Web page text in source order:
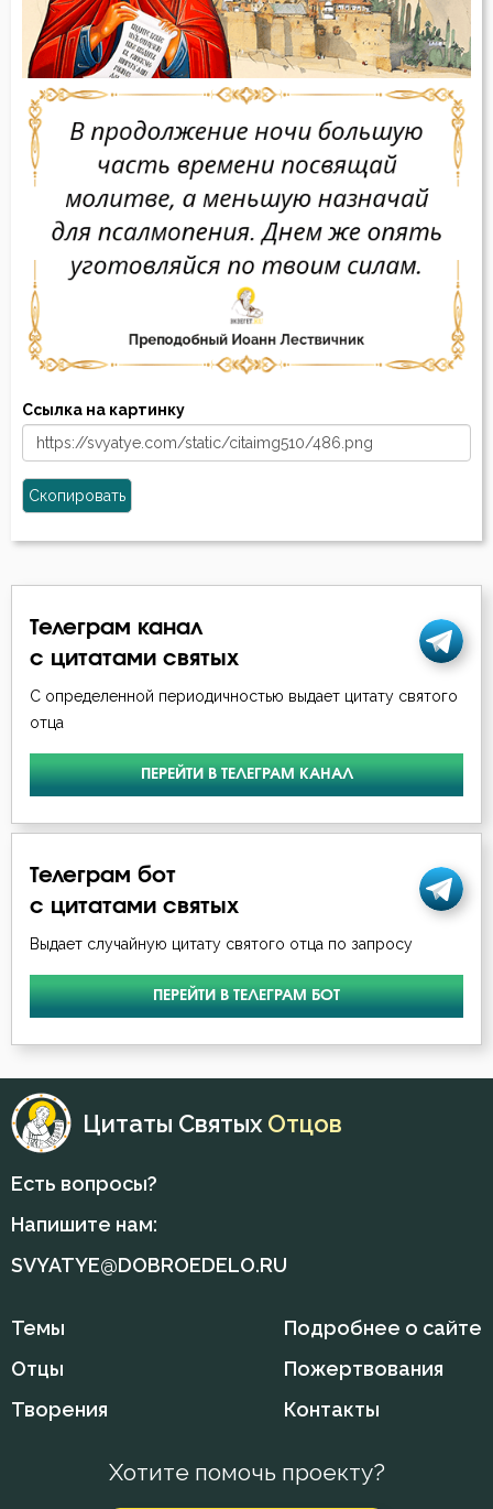
Ссылка на картинку
Скопировать
Телеграм канал
с цитатами святых
С определенной периодичностью выдает цитату святого
отца
ПЕРЕЙТИ В ТЕЛЕГРАМ КАНАЛ
Телеграм бот
с цитатами святых
Выдает случайную цитату святого отца по запросу
ПЕРЕЙТИ В ТЕЛЕГРАМ БОТ
Цитаты Святых Отцов
Есть вопросы?
Напишите нам:
SVYATYE@DOBROEDELO.RU
Темы
Отцы
Творения
Подробнее о сайте
Пожертвования
Контакты
Хотите помочь проекту?